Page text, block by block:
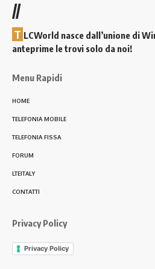
//
T LCWorld nasce dall’unione di
anteprime le trovi solo da noi!
Menu Rapidi
HOME
TELEFONIA MOBILE
TELEFONIA FISSA
FORUM
LTEITALY
CONTATTI
Privacy Policy
Privacy Policy